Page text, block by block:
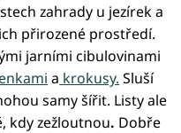
zahrady u jezírek a
přirozené prostředí.
jarními cibulovinami
a krokusy. Sluší
samy šířit. Listy ale
kdy zežloutnou. Dobře